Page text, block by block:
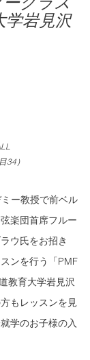
学岩見沢
34）
ー教授で前ベル
楽団首席フルー
ウ氏をお招き
ンを行う「PMF
教育大学岩見沢
もレッスンを見
学のお子様の入